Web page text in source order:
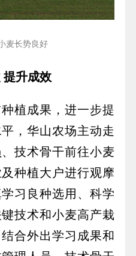
麦长势良好
提升成效
植成果，进一步提
，华山农场主动走
技术骨干前往小麦
种植大户进行观摩
习良种选用、科学
技术和小麦高产栽
合外出学习成果和